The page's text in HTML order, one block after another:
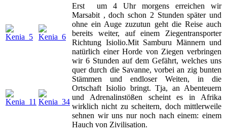
Erst um 4 Uhr morgens erreichen wir
Marsabit , doch schon 2 Stunden später und
ohne ein Auge zuzutun geht die Reise auch
bereits weiter, auf einem Ziegentransporter
Richtung Isiolio.Mit Samburu Männern und
natürlich einer Horde von Ziegen verbringen
wir 6 Stunden auf dem Gefährt, welches uns
quer durch die Savanne, vorbei an zig bunten
Stämmen und endloser Weiten, in die
Ortschaft Isiolio bringt. Tja, an Abenteuern
und Adrenalinstößen scheint es in Afrika
wirklich nicht zu scheitern, doch mittlerweile
sehnen wir uns nur noch nach einem: einem
Hauch von Zivilisation.